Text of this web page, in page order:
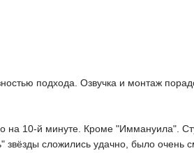
подхода. Озвучка и монтаж
10-й минуте. Кроме "Иммануила".
сложились удачно, было очень